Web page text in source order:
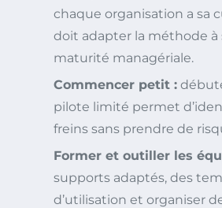
chaque organisation a sa
doit adapter la méthode à
maturité managériale.
Commencer petit :
pilote limité permet
freins sans prendre de
Former et outiller les
supports adaptés, des
d’utilisation et organiser